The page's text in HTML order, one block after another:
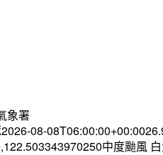
象署
08-
中度颱風